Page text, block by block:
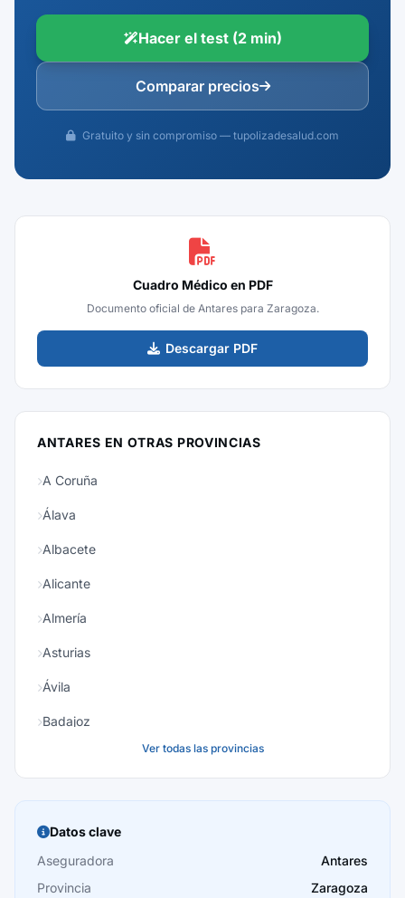
Hacer el test (2 min)
Comparar precios
Gratuito y sin compromiso — tupolizadesalud.com
Cuadro Médico en PDF
Documento oficial de Antares para Zaragoza.
Descargar PDF
ANTARES EN OTRAS PROVINCIAS
A Coruña
Álava
Albacete
Alicante
Almería
Asturias
Ávila
Badajoz
Burgos
Cáceres
Cádiz
Ver todas las provincias
Datos clave
Aseguradora
Antares
Provincia
Zaragoza